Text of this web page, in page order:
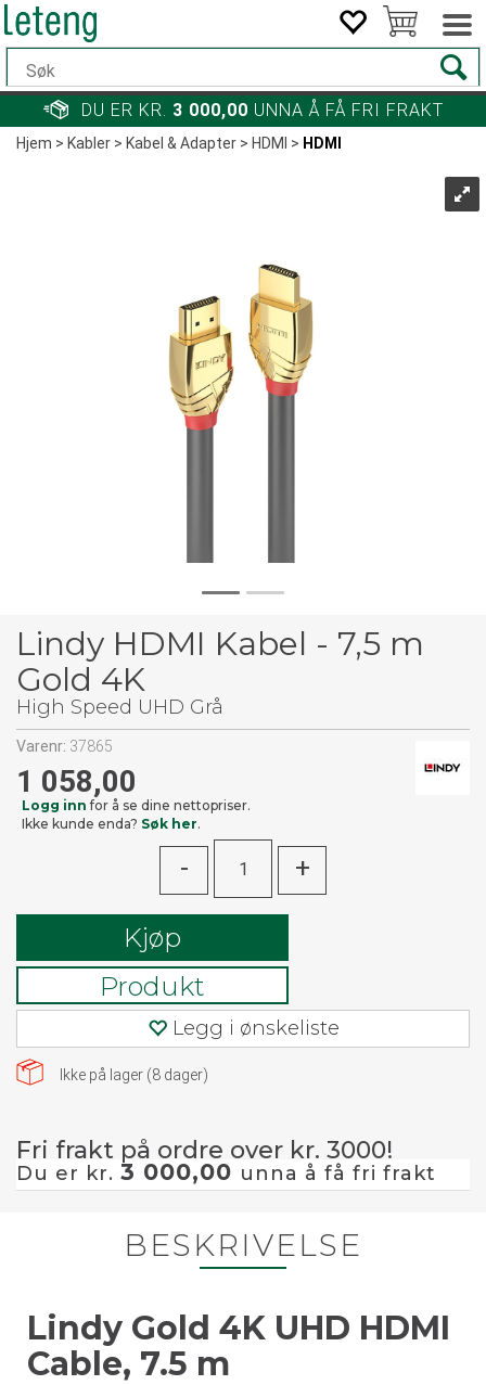
DU ER KR. 3 000,00 UNNA Å FÅ FRI FRAKT
Hjem>Kabler>Kabel & Adapter>HDMI > HDMI
Lindy HDMI Kabel - 7,5 m
Gold 4K
High Speed UHD Grå
Varenr: 37865
1 058,00
Logg inn for å se dine nettopriser.
Ikke kunde enda? Søk her.
- +
Kjøp
Produkt
Legg i ønskeliste
Ikke på lager (8 dager)
Fri frakt på ordre over kr. 3000!
Du er kr. 3 000,00 unna å få fri frakt
BESKRIVELSE
Lindy Gold 4K UHD HDMI
Cable, 7.5 m